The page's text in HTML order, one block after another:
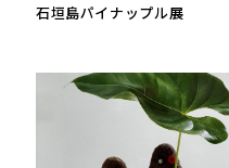
石垣島パイナップル展